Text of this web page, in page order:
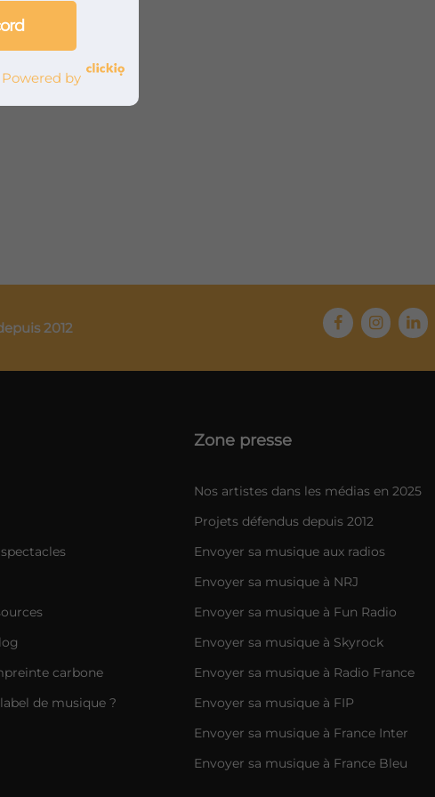
2012
carbone
de musique ?
Zone presse
Nos artistes dans les médias en 2025
Projets défendus depuis 2012
Envoyer sa musique aux radios
Envoyer sa musique à NRJ
Envoyer sa musique à Fun Radio
Envoyer sa musique à Skyrock
Envoyer sa musique à Radio France
Envoyer sa musique à FIP
Envoyer sa musique à France Inter
Envoyer sa musique à France Bleu
Powered by